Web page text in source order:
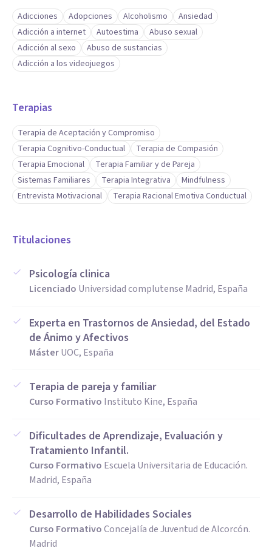
Adicciones Adopciones Alcoholismo
Ansiedad
Adicción a internet
Autoestima
Abuso sexual
Adicción al sexo
Abuso de sustancias
Adicción a los videojuegos
Terapias
Terapia de Aceptación y Compromiso
Terapia Cognitivo-Conductual
Terapia de Compasión
Terapia Emocional
Terapia Familiar y de Pareja
Sistemas Familiares
Terapia Integrativa
Mindfulness
Entrevista Motivacional
Terapia Racional Emotiva Conductual
Titulaciones
Psicología clinica
Licenciado Universidad complutense Madrid, España
Experta en Trastornos de Ansiedad, del Estado
de Ánimo y Afectivos
MásterUOC, España
Terapia de pareja y familiar
Curso Formativo Instituto Kine, España
Dificultades de Aprendizaje, Evaluación y
Tratamiento Infantil.
Curso Formativo Escuela Universitaria de Educación.
Madrid, España
Desarrollo de Habilidades Sociales
Curso FormativoConcejalía de Juventud de Alcorcón.
Madrid